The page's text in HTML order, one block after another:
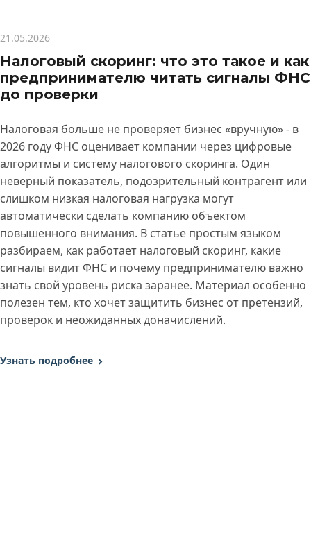
21.05.2026
Налоговый скоринг: что это такое и как
предпринимателю читать сигналы ФНС
до проверки
Налоговая больше не проверяет бизнес «вручную» - в
2026 году ФНС оценивает компании через цифровые
алгоритмы и систему налогового скоринга. Один
неверный показатель, подозрительный контрагент или
слишком низкая налоговая нагрузка могут
автоматически сделать компанию объектом
повышенного внимания. В статье простым языком
разбираем, как работает налоговый скоринг, какие
сигналы видит ФНС и почему предпринимателю важно
знать свой уровень риска заранее. Материал особенно
полезен тем, кто хочет защитить бизнес от претензий,
проверок и неожиданных доначислений.
Узнать подробнее